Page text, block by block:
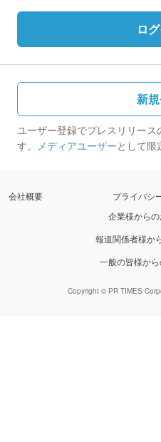
ロ
新
ユーザー登録でプレスリリー
す。 メディアユーザーとして限
会社概要 プライバシ
企業様から
報道関係者様か
一般の皆様か
Copyright © PR TIMES